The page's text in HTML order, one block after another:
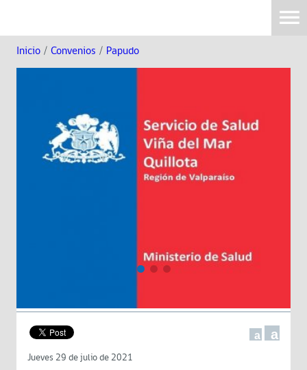
Inicio / Convenios / Papudo
a a
Jueves 29 de julio de 2021